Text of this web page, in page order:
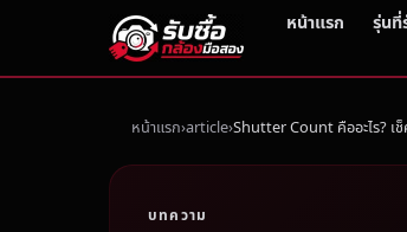
หน้าแรก รุ่นที่
หน้าแรก article Shutter Count คืออะไร? เช็
บทความ